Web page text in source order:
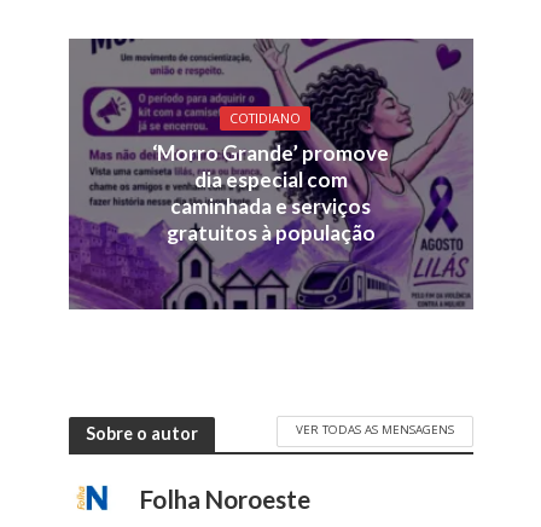
COTIDIANO
‘Morro Grande’ promove
dia especial com
caminhada e serviços
gratuitos à população
Sobre o autor VER TODAS AS MENSAGENS
Folha Noroeste